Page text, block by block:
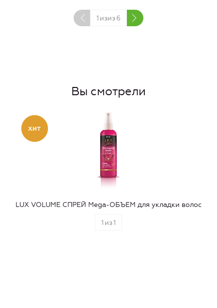
1 изиз6
Вы смотрели
LUX VOLUME СПРЕЙ Mega-ОБЪЕМ для укладки волос
1 из1